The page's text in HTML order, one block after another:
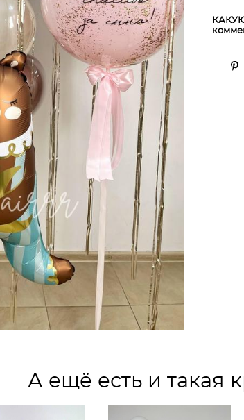
А ещё есть и такая